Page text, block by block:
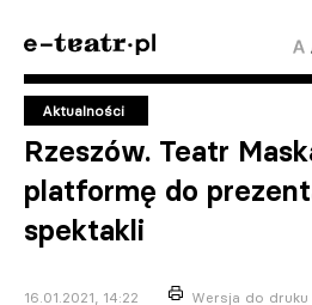
Aktualności
Rzeszów. Teatr
platformę do
spektakli
16.01.2021, 14:22 Wersja do druku